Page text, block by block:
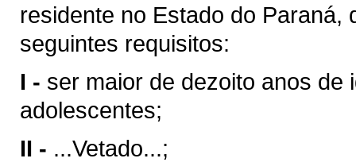
residente no Estado do
seguintes requisitos:
I - ser maior de dezoito anos de
adolescentes;
II - ...Vetado...;